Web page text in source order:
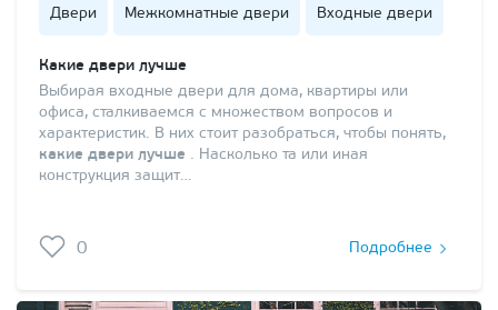
Двери Межкомнатные двери Входные двери
Какие двери лучше
Выбирая входные двери для дома, квартиры или
офиса, сталкиваемся с множеством вопросов и
характеристик. В них стоит разобраться, чтобы понять,
какие двери лучше . Насколько та или иная
конструкция защит…
0 Подробнее